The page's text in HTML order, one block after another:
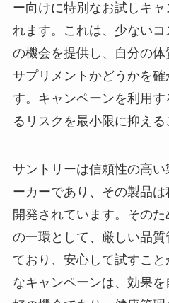
ー向けに特別なお試しキ
れます。これは、少ない
の機会を提供し、自分の
サプリメントかどうかを確
す。キャンペーンを利用
るリスクを最小限に抑える
サントリーは信頼性の高
ーカーであり、その製品
開発されています。その
の一環として、厳しい品
ており、安心して試すこ
なキャンペーンは、効果